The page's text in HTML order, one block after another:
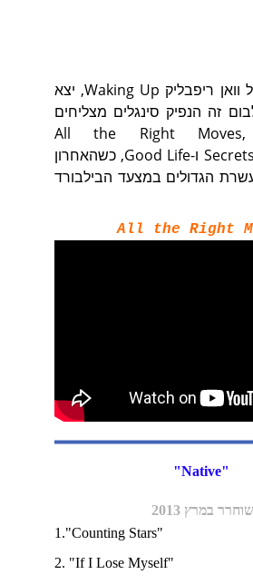
האלבום השני של וואן ריפבליק Waking Up, יצא
אלבום זה הנפיק סינגלים מצליחים
רבים, כולל All the Right Moves,
Secrets, Marching On ו-Good Life, כשהאחרון
הגדולים במצעד הבילבורד
All the Right
"Native"
שוחרר במרץ 2013
1."Counting Stars"
2. "If I Lose Myself"